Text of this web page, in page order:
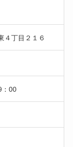
４丁目２１６
00